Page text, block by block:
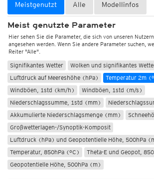
Meistgenutzt Alle Modellinfos
Meist genutzte Parameter
Hier sehen Sie die Parameter, die sich von unseren
angesehen werden. Wenn Sie andere Parameter suchen,
Reiter "Alle".
Signifikantes Wetter
Wolken und signifikantes
Luftdruck auf Meereshöhe (hPa)
Temperatur 2m
Windböen, 1std (km/h)
Windböen, 1std (m/s)
Niederschlagssumme, 1std (mm)
Akkumulierte Niederschlagsmenge (mm)
Großwetterlagen-/Synoptik-Komposit
Luftdruck (hPa) und Geopotentielle Höhe, 500hPa
Temperatur, 850hPa (°C)
Theta-E und Geopot,
Geopotentielle Höhe, 500hPa (m)